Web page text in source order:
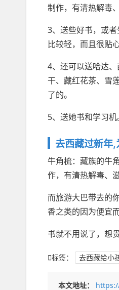
制作，有清热解毒
3、送些好书，或
比较轻，而且很贴
4、还可以送哈达
干、藏红花茶、雪
了的。
5、送她书和学习
去西藏过新年
牛角梳：藏族的牛
作，有清热解毒、
而旅游大巴带去的
香之类的因为便宜
书就不用说了，想
标签： 去西藏给小
本文地址：